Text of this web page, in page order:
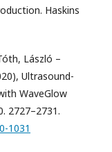
Haskins
László –
Ultrasound-
WaveGlow
2727–2731.
1031